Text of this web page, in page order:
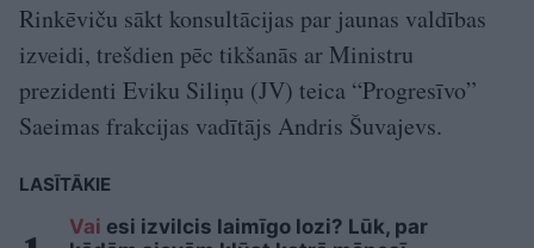
Rinkēviču sākt konsultācijas par jaunas valdības
izveidi, trešdien pēc tikšanās ar Ministru
prezidenti Eviku Siliņu (JV) teica “Progresīvo”
Saeimas frakcijas vadītājs Andris Šuvajevs.
LASĪTĀKIE
Vai esi izvilcis laimīgo lozi? Lūk, par